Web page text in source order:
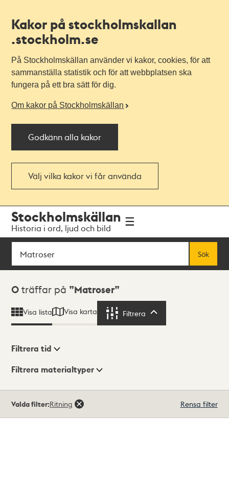
Kakor på stockholmskallan
.stockholm.se
På Stockholmskällan använder vi kakor, cookies, för att
sammanställa statistik och för att webbplatsen ska
fungera på ett bra sätt för dig.
Om kakor på Stockholmskällan
Godkänn alla kakor
Välj vilka kakor vi får använda
navigationen
huvudinnehållet
Stockholmskällan
Historia i ord, ljud och bild
Sök
Sök
Sökresultat
0 träffar på Matroser
Visa lista Visa karta Filtrera
Visningsläge
Filtrera tid
Filtrera materialtyper
träffar
Valda filter:Ritning Rensa filter